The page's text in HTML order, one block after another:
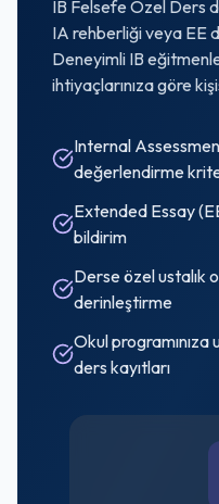
IB Felsefe Özel Ders
IA rehberliği veya EE
Deneyimli IB
ihtiyaçlarınıza göre
Internal
değerlendirme
Extended Essay
bildirim
Derse özel ustalık
derinleştirme
Okul
ders kayıtları